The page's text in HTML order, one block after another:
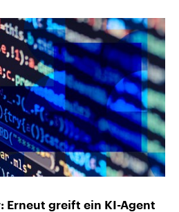
Erneut greift ein KI-Agent